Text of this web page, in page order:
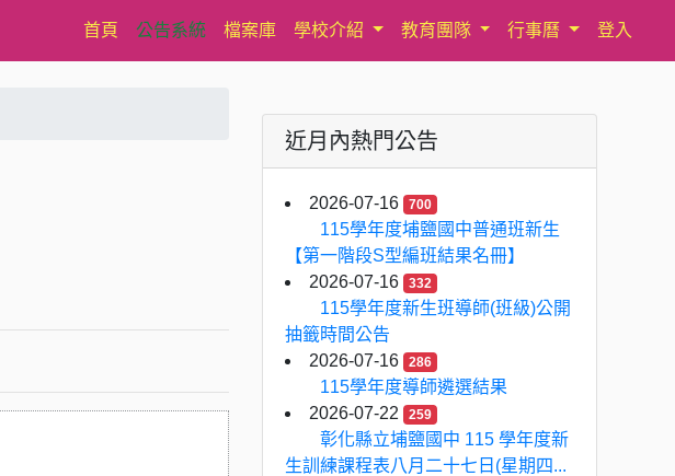
首頁(current)
公告系統 檔案庫 學校介紹 教育團隊 行事曆 登入
近月內熱門公告
2026-07-16 700
115學年度埔鹽國中普通班新生
【第一階段S型編班結果名冊】
2026-07-16
332
115學年度新生班導師(班級)公開
抽籤時間公告
2026-07-16
286
115學年度導師遴選結果
2026-07-22
259
彰化縣立埔鹽國中 115 學年度新
生訓練課程表八月二十七日(星期四...